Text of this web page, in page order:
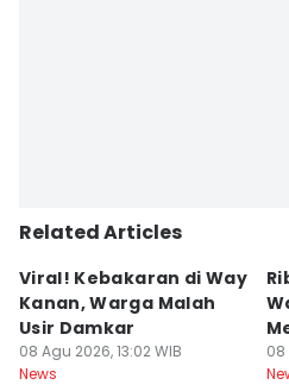
Related Articles
Viral! Kebakaran di Way
Kanan, Warga Malah
Usir Damkar
08 Agu 2026, 13:02 WIB
News
08